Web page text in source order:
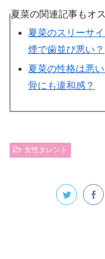
夏菜の関連記事もオ
夏菜のスリーサ
煙で歯並び悪い？
夏菜の性格は悪
骨にも違和感？
女性タレント